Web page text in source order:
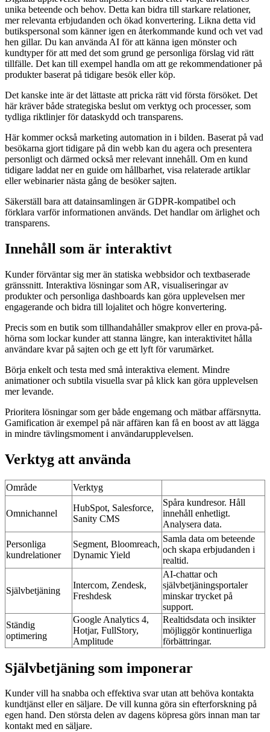
unika beteende och behov. Detta kan bidra till starkare relationer,
mer relevanta erbjudanden och ökad konvertering. Likna detta vid
butikspersonal som känner igen en återkommande kund och vet vad
hen gillar. Du kan använda AI för att känna igen mönster och
kundtyper för att med det som grund ge personliga förslag vid rätt
tillfälle. Det kan till exempel handla om att ge rekommendationer på
produkter baserat på tidigare besök eller köp.
Det kanske inte är det lättaste att pricka rätt vid första försöket. Det
här kräver både strategiska beslut om verktyg och processer, som
tydliga riktlinjer för dataskydd och transparens.
Här kommer också marketing automation in i bilden. Baserat på vad
besökarna gjort tidigare på din webb kan du agera och presentera
personligt och därmed också mer relevant innehåll. Om en kund
tidigare laddat ner en guide om hållbarhet, visa relaterade artiklar
eller webinarier nästa gång de besöker sajten.
Säkerställ bara att datainsamlingen är GDPR-kompatibel och
förklara varför informationen används. Det handlar om ärlighet och
transparens.
Innehåll som är interaktivt
Kunder förväntar sig mer än statiska webbsidor och textbaserade
gränssnitt. Interaktiva lösningar som AR, visualiseringar av
produkter och personliga dashboards kan göra upplevelsen mer
engagerande och bidra till lojalitet och högre konvertering.
Precis som en butik som tillhandahåller smakprov eller en prova-på-
hörna som lockar kunder att stanna längre, kan interaktivitet hålla
användare kvar på sajten och ge ett lyft för varumärket.
Börja enkelt och testa med små interaktiva element. Mindre
animationer och subtila visuella svar på klick kan göra upplevelsen
mer levande.
Prioritera lösningar som ger både engemang och mätbar affärsnytta.
Gamification är exempel på när affären kan få en boost av att lägga
in mindre tävlingsmoment i användarupplevelsen.
Verktyg att använda
Område Verktyg
Omnichannel
HubSpot, Salesforce,
Sanity CMS
Spåra kundresor. Håll
innehåll enhetligt.
Analysera data.
Personliga
kundrelationer
Segment, Bloomreach,
Dynamic Yield
Samla data om beteende
och skapa erbjudanden i
realtid.
Självbetjäning
Intercom, Zendesk,
Freshdesk
AI-chattar och
självbetjäningsportaler
minskar trycket på
support.
Ständig
optimering
Google Analytics 4,
Hotjar, FullStory,
Amplitude
Realtidsdata och insikter
möjliggör kontinuerliga
förbättringar.
Självbetjäning som imponerar
Kunder vill ha snabba och effektiva svar utan att behöva kontakta
kundtjänst eller en säljare. De vill kunna göra sin efterforskning på
egen hand. Den största delen av dagens köpresa görs innan man tar
kontakt med en säljare.